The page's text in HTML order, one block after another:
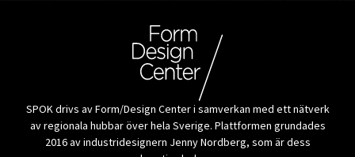
SPOK drivs av Form/Design Center i samverkan med ett nätverk
av regionala hubbar över hela Sverige. Plattformen grundades
2016 av industridesignern Jenny Nordberg, som är dess